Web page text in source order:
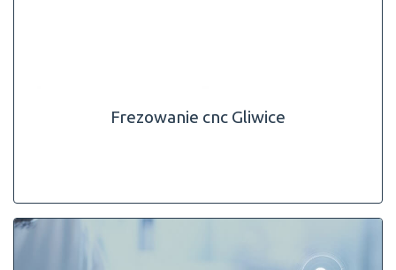
Frezowanie cnc Gliwice